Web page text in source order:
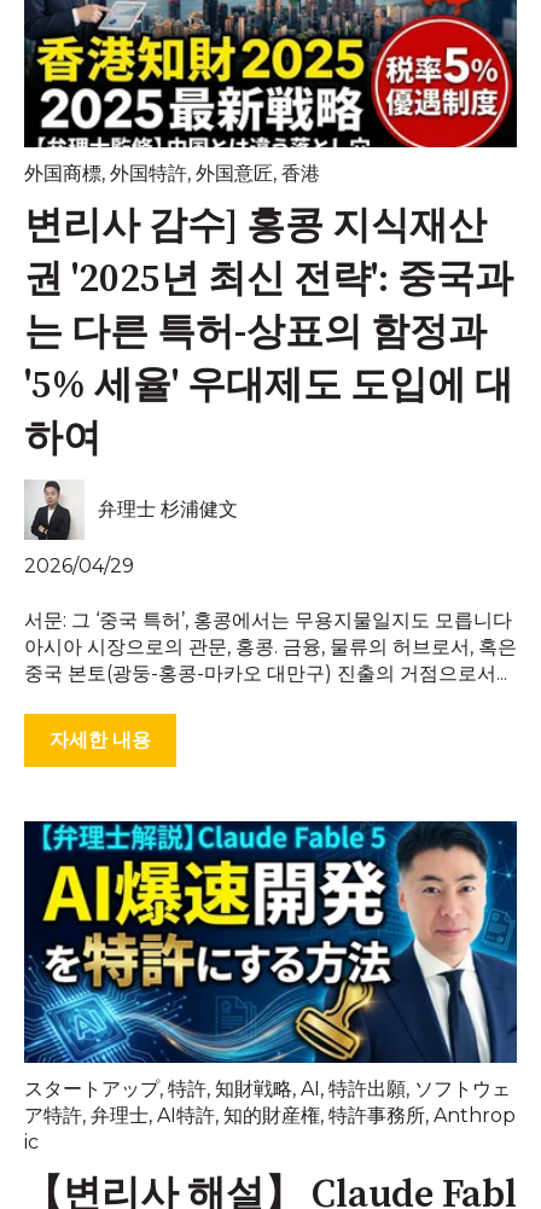
外国商標, 外国特許, 外国意匠, 香港
변리사 감수] 홍콩 지식재산
권 '2025년 최신 전략': 중국과
는 다른 특허-상표의 함정과
'5% 세율' 우대제도 도입에 대
하여
弁理士 杉浦健文
2026/04/29
서문: 그 ‘중국 특허’, 홍콩에서는 무용지물일지도 모릅니다
아시아 시장으로의 관문, 홍콩. 금융, 물류의 허브로서, 혹은
중국 본토(광둥-홍콩-마카오 대만구) 진출의 거점으로서...
자세한 내용
スタートアップ, 特許, 知財戦略, AI, 特許出願, ソフトウェ
ア特許, 弁理士, AI特許, 知的財産権, 特許事務所, Anthrop
ic
【변리사 해설】 Claude Fabl